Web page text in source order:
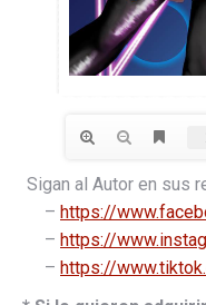
Sigan al Autor en sus
– https://
– https://
– https://